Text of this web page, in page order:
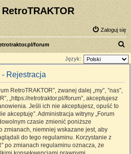
Zaloguj się
forum
z
Język:
Rejestracja
RetroTRAKTOR”, zwanej dalej „my”, ”nas”,
„https://retrotraktor.pl//forum”, akceptujesz
Jeśli ich nie akceptujesz, opuść to
akceptuję”. Administracja witryny „Forum
czasie zmienić poniższe
zmianach, niemniej wskazane jest, aby
do tego regulaminu. Korzystanie z
po zmianach regulaminu oznacza, że